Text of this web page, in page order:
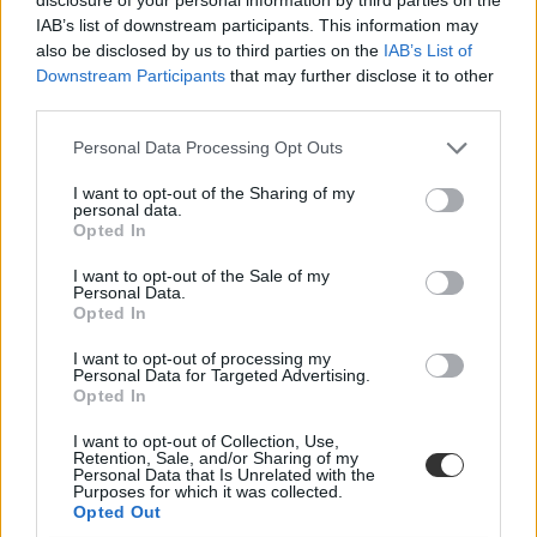
IAB’s list of downstream participants. This information may
also be disclosed by us to third parties on the IAB’s List of
Downstream Participants that may further disclose it to other
Personal Data Processing Opt Outs
I want to opt-out of the Sharing of my
personal data.
Opted In
I want to opt-out of the Sale of my
Personal Data.
Opted In
I want to opt-out of processing my
Personal Data for Targeted Advertising.
Opted In
I want to opt-out of Collection, Use,
Retention, Sale, and/or Sharing of my
Personal Data that Is Unrelated with the
Purposes for which it was collected.
Opted Out
ChatGPT-vel úszta meg a parkolási bírságot egy brit
egyetemista
Campus life
Nem megfelelőek az életkori szűrői, betiltják az
OpenAI mesterséges intelligenciáját Olaszországban
Olyan nagy nevű techvezérek is szorgalmazzák a mesterséges
intelligenciával való kísérletezés felfüggesztését, mint Elon Musk.